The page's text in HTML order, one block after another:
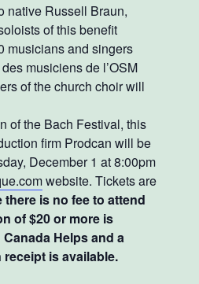
native Russell Braun,
of this benefit
musicians and singers
musiciens de l’OSM
of the church choir will
of the Bach Festival, this
firm Prodcan will be
December 1 at 8:00pm
website. Tickets are
there is no fee to attend
of $20 or more is
Helps and a
is available.